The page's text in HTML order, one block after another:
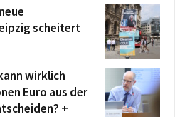
scheitert
wirklich
Euro aus der
+